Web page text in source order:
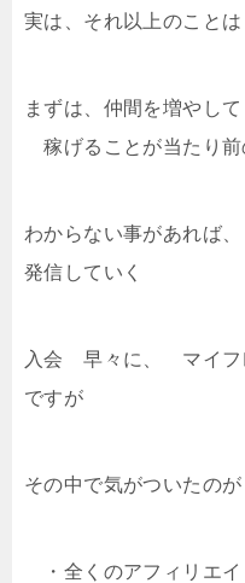
実は、それ以上のこと
まずは、仲間を増やして
稼げることが当たり前
わからない事があれば
発信していく
入会 早々に、 マイフ
ですが
その中で気がついたのが
・全くのアフィリエイ